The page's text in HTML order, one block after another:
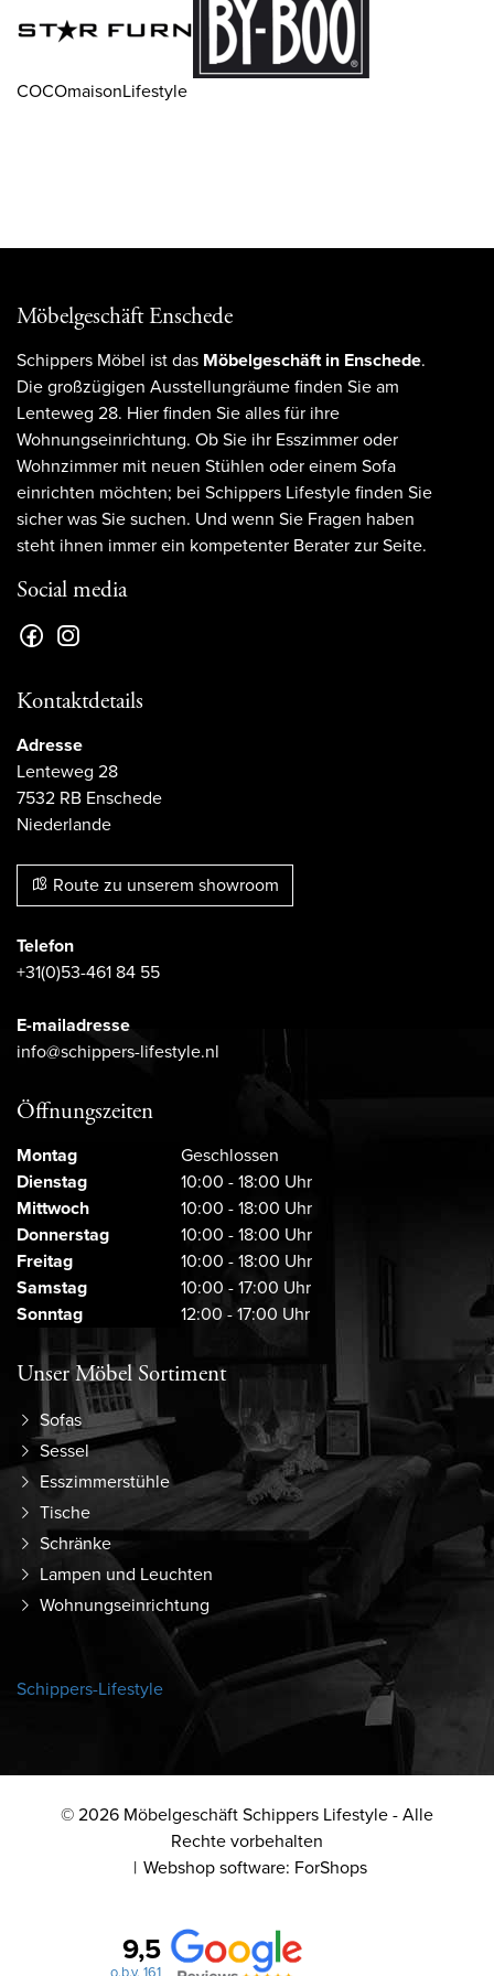
COCOmaisonLifestyle
Möbelgeschäft Enschede
Schippers Möbel ist das Möbelgeschäft in Enschede.
Die großzügigen Ausstellungräume finden Sie am
Lenteweg 28. Hier finden Sie alles für ihre
Wohnungseinrichtung. Ob Sie ihr Esszimmer oder
Wohnzimmer mit neuen Stühlen oder einem Sofa
einrichten möchten; bei Schippers Lifestyle finden Sie
sicher was Sie suchen. Und wenn Sie Fragen haben
steht ihnen immer ein kompetenter Berater zur Seite.
Social media
Kontaktdetails
Adresse
Lenteweg 28
7532 RB Enschede
Niederlande
Route zu unserem showroom
Telefon
+31(0)53-461 84 55
E-mailadresse
info@schippers-lifestyle.nl
Öffnungszeiten
Montag
Geschlossen
Dienstag
10:00 - 18:00 Uhr
Mittwoch
10:00 - 18:00 Uhr
Donnerstag
10:00 - 18:00 Uhr
Freitag
10:00 - 18:00 Uhr
Samstag
10:00 - 17:00 Uhr
Sonntag
12:00 - 17:00 Uhr
Unser Möbel Sortiment
Sofas
Sessel
Esszimmerstühle
Tische
Schränke
Lampen und Leuchten
Wohnungseinrichtung
Schippers-Lifestyle
© 2026 Möbelgeschäft Schippers Lifestyle - Alle
Rechte vorbehalten
Webshop software: ForShops
9,5
o.b.v. 161